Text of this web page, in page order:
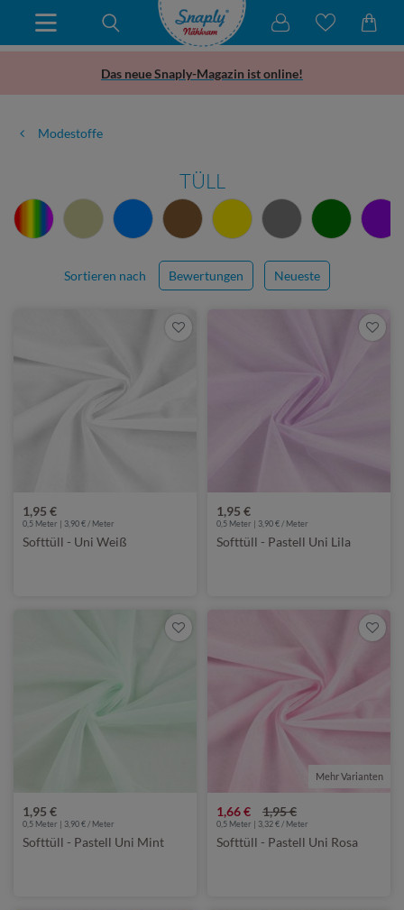
Das neue Snaply-Magazin ist online!
Modestoffe
TÜLL
Sortieren nach Bewertungen Neueste
1,95 €
0,5 Meter | 3,90 € / Meter
Softtüll - Uni Weiß
1,95 €
0,5 Meter | 3,90 € / Meter
Softtüll - Pastell Uni Lila
1,95 €
0,5 Meter | 3,90 € / Meter
Softtüll - Pastell Uni Mint
Mehr Varianten
1,66 € 1,95 €
0,5 Meter | 3,32 € / Meter
Softtüll - Pastell Uni Rosa